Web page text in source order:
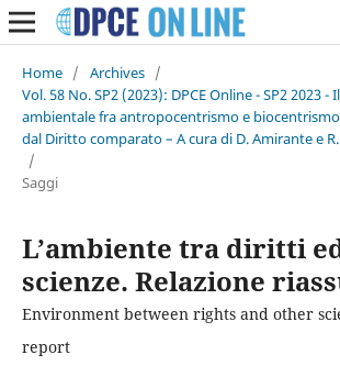
Home / Archives /
Vol. 58 No. SP2 (2023): DPCE Online - SP2 2023
ambientale fra antropocentrismo e
dal Diritto comparato – A cura di D. Amirante e
/
Saggi
L’ambiente tra diritti
scienze. Relazione
Environment between rights and other
report